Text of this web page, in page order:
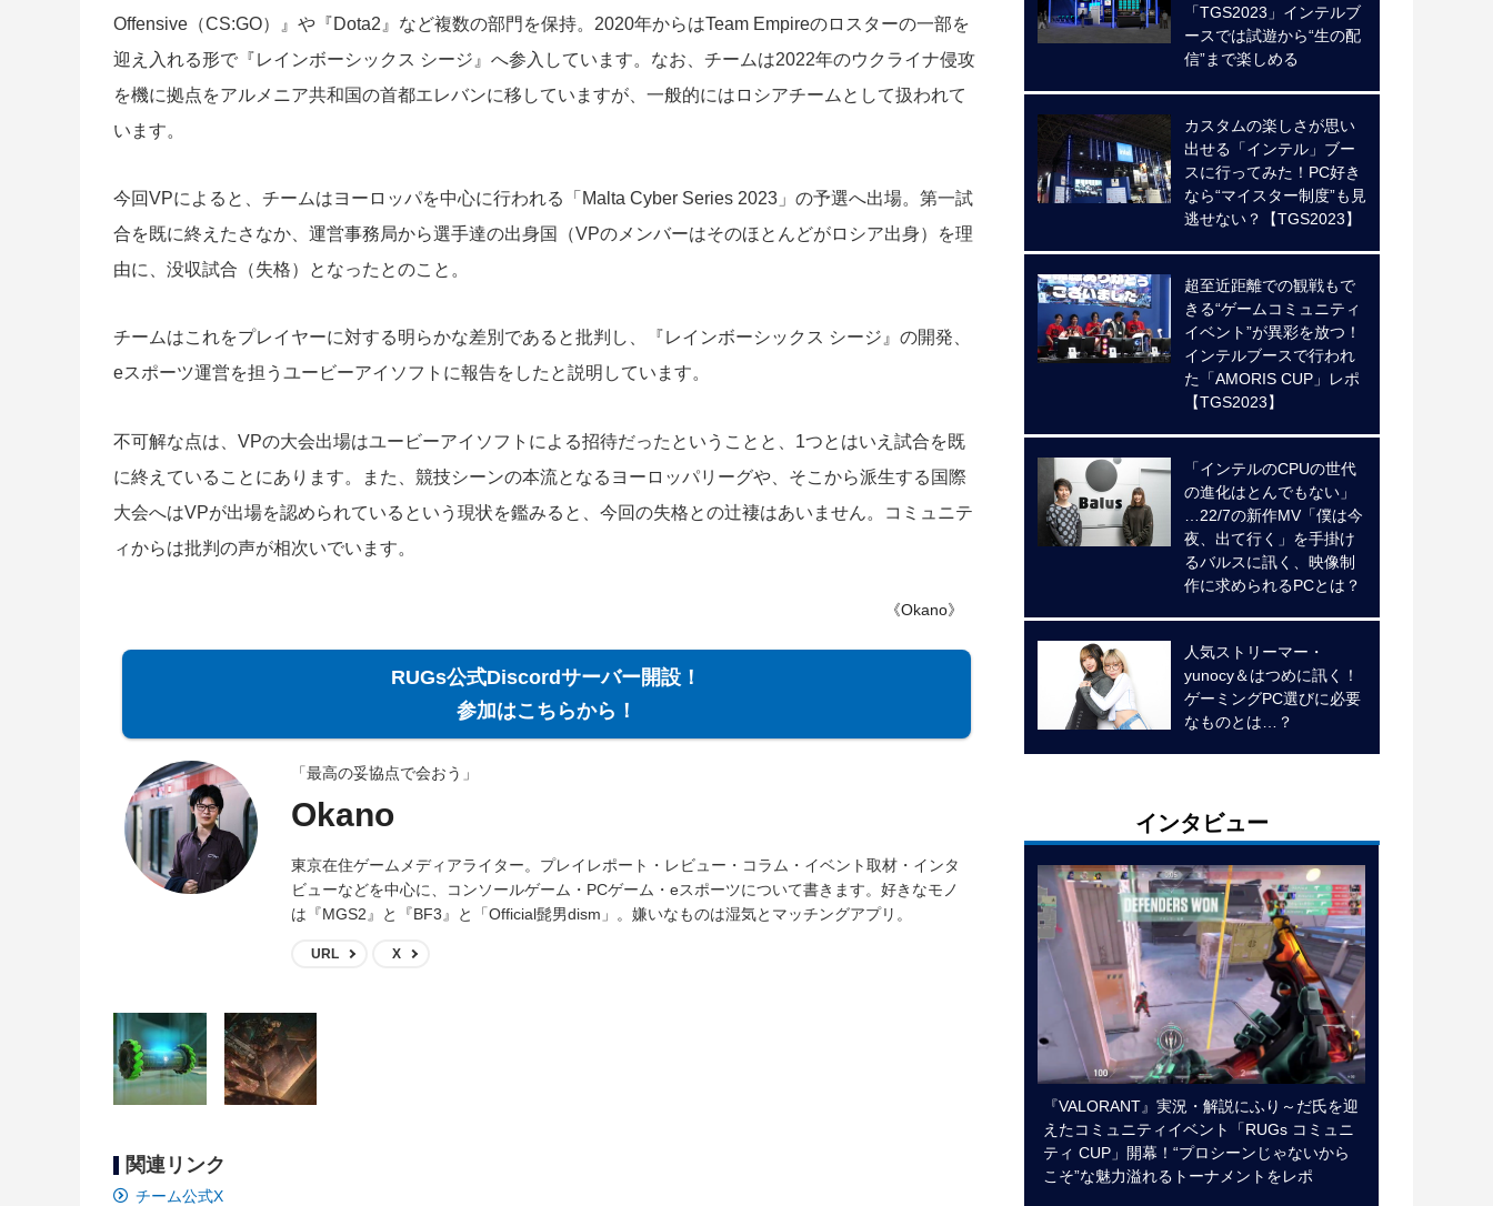
Offensive（CS:GO）』や『Dota2』など複数の部門を保持。2020年からはTeam Empireのロスターの一部を
迎え入れる形で『レインボーシックス シージ』へ参入しています。なお、チームは2022年のウクライナ侵攻
を機に拠点をアルメニア共和国の首都エレバンに移していますが、一般的にはロシアチームとして扱われて
います。
今回VPによると、チームはヨーロッパを中心に行われる「Malta Cyber Series 2023」の予選へ出場。第一試
合を既に終えたさなか、運営事務局から選手達の出身国（VPのメンバーはそのほとんどがロシア出身）を理
由に、没収試合（失格）となったとのこと。
チームはこれをプレイヤーに対する明らかな差別であると批判し、『レインボーシックス シージ』の開発、
eスポーツ運営を担うユービーアイソフトに報告をしたと説明しています。
不可解な点は、VPの大会出場はユービーアイソフトによる招待だったということと、1つとはいえ試合を既
に終えていることにあります。また、競技シーンの本流となるヨーロッパリーグや、そこから派生する国際
大会へはVPが出場を認められているという現状を鑑みると、今回の失格との辻褄はあいません。コミュニテ
ィからは批判の声が相次いでいます。
《Okano》
RUGs公式Discordサーバー開設！
参加はこちらから！
「最高の妥協点で会おう」
Okano
東京在住ゲームメディアライター。プレイレポート・レビュー・コラム・イベント取材・インタ
ビューなどを中心に、コンソールゲーム・PCゲーム・eスポーツについて書きます。好きなモノ
は『MGS2』と『BF3』と「Official髭男dism」。嫌いなものは湿気とマッチングアプリ。
URL X
関連リンク
チーム公式X
「TGS2023」インテルブ
ースでは試遊から“生の配
信”まで楽しめる
カスタムの楽しさが思い
出せる「インテル」ブー
スに行ってみた！PC好き
なら“マイスター制度”も見
逃せない？【TGS2023】
超至近距離での観戦もで
きる“ゲームコミュニティ
イベント”が異彩を放つ！
インテルブースで行われ
た「AMORIS CUP」レポ
【TGS2023】
「インテルのCPUの世代
の進化はとんでもない」
…22/7の新作MV「僕は今
夜、出て行く」を手掛け
るバルスに訊く、映像制
作に求められるPCとは？
人気ストリーマー・
yunocy＆はつめに訊く！
ゲーミングPC選びに必要
なものとは…？
インタビュー
『VALORANT』実況・解説にふり～だ氏を迎
えたコミュニティイベント「RUGs コミュニ
ティ CUP」開幕！“プロシーンじゃないから
こそ”な魅力溢れるトーナメントをレポ